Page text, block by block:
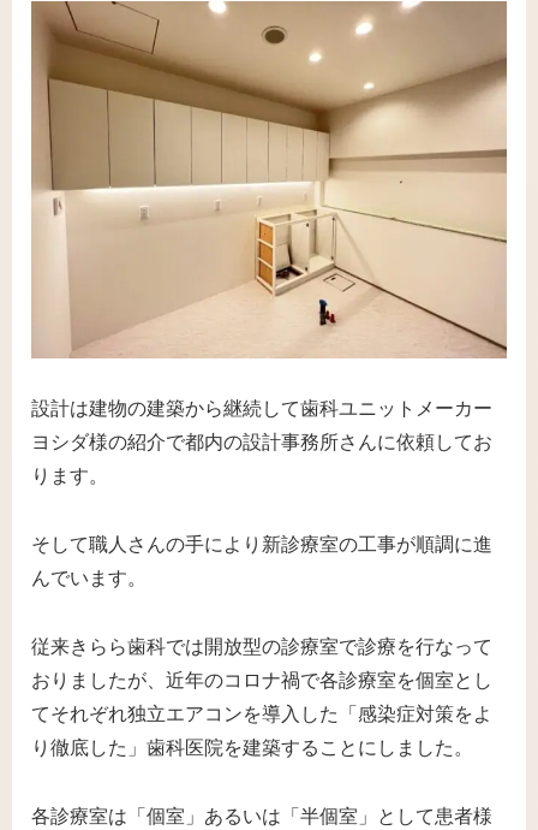
設計は建物の建築から継続して歯科ユニットメーカー
ヨシダ様の紹介で都内の設計事務所さんに依頼してお
ります。
そして職人さんの手により新診療室の工事が順調に進
んでいます。
従来きらら歯科では開放型の診療室で診療を行なって
おりましたが、近年のコロナ禍で各診療室を個室とし
てそれぞれ独立エアコンを導入した「感染症対策をよ
り徹底した」歯科医院を建築することにしました。
各診療室は「個室」あるいは「半個室」として患者様